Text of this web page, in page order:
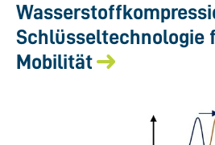
Schlüsseltechnologie
Mobilität